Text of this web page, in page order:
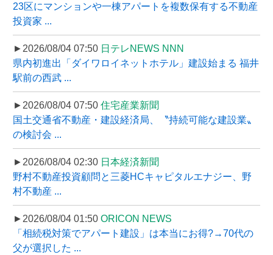
23区にマンションや一棟アパートを複数保有する不動産
投資家 ...
►2026/08/04 07:50 日テレNEWS NNN
県内初進出「ダイワロイネットホテル」建設始まる 福井
駅前の西武 ...
►2026/08/04 07:50 住宅産業新聞
国土交通省不動産・建設経済局、〝持続可能な建設業〟
の検討会 ...
►2026/08/04 02:30 日本経済新聞
野村不動産投資顧問と三菱HCキャピタルエナジー、野
村不動産 ...
►2026/08/04 01:50 ORICON NEWS
「相続税対策でアパート建設」は本当にお得?→70代の
父が選択した ...